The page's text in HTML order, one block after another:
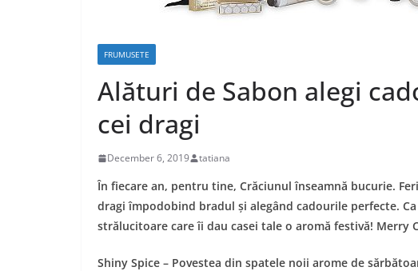
FRUMUSETE
Alături de Sabon alegi
cei dragi
December 6, 2019 tatiana
În fiecare an, pentru tine, Crăciunul înseamnă bucurie.
dragi împodobind bradul și alegând cadourile perfecte.
strălucitoare care îi dau casei tale o aromă festivă! Merry
Shiny Spice – Povestea din spatele noii arome de